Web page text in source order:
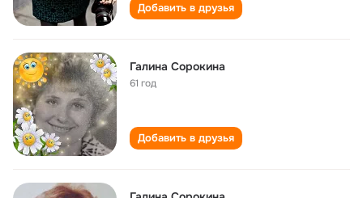
Добавить в друзья
Галина Сорокина
61 год
Добавить в друзья